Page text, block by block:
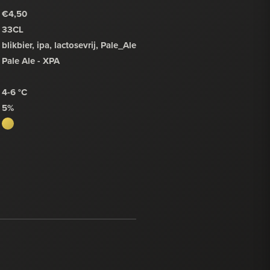
€4,50
33CL
blikbier, ipa, lactosevrij, Pale_Ale
Pale Ale - XPA
4-6 °C
5%